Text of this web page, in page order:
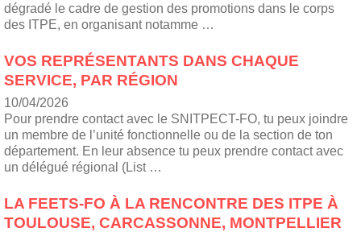
dégradé le cadre de gestion des promotions dans le corps
des ITPE, en organisant notamme …
VOS REPRÉSENTANTS DANS CHAQUE
SERVICE, PAR RÉGION
10/04/2026
Pour prendre contact avec le SNITPECT-FO, tu peux joindre
un membre de l’unité fonctionnelle ou de la section de ton
département. En leur absence tu peux prendre contact avec
un délégué régional (List …
LA FEETS-FO À LA RENCONTRE DES ITPE À
TOULOUSE, CARCASSONNE, MONTPELLIER